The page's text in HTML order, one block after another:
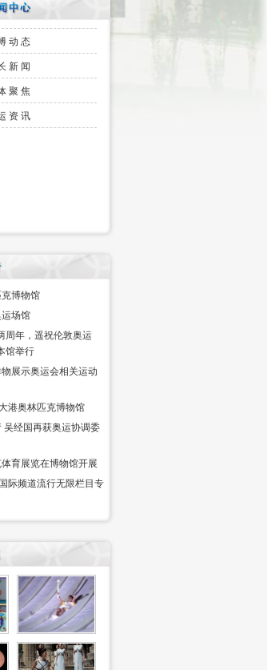
动态
新闻
聚焦
资讯
博物馆
运场馆
周年，遥祝伦敦奥运
馆举行
展示奥运会相关运动
港奥林匹克博物馆
吴经国再获奥运协调委
育展览在博物馆开展
际频道流行无限栏目专